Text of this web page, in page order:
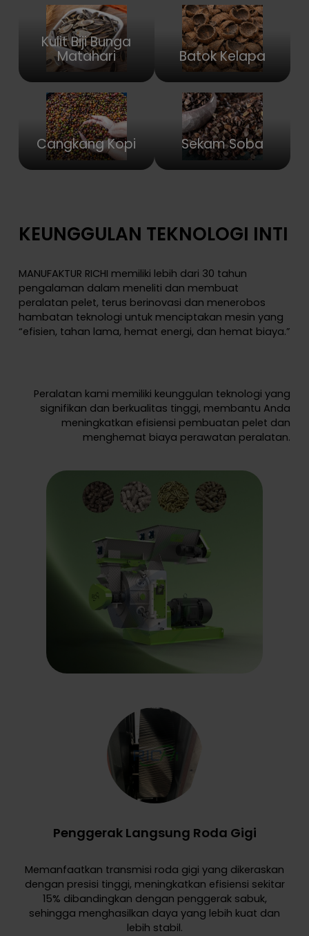
Kulit Biji Bunga
Matahari
Cangkang Kopi
Batok Kelapa
Sekam Soba
KEUNGGULAN TEKNOLOGI INTI
MANUFAKTUR RICHI memiliki lebih dari 30 tahun
pengalaman dalam meneliti dan membuat
peralatan pelet, terus berinovasi dan menerobos
hambatan teknologi untuk menciptakan mesin yang
“efisien, tahan lama, hemat energi, dan hemat biaya.”
Peralatan kami memiliki keunggulan teknologi yang
signifikan dan berkualitas tinggi, membantu Anda
meningkatkan efisiensi pembuatan pelet dan
menghemat biaya perawatan peralatan.
Penggerak Langsung Roda Gigi
Memanfaatkan transmisi roda gigi yang dikeraskan
dengan presisi tinggi, meningkatkan efisiensi sekitar
15% dibandingkan dengan penggerak sabuk,
sehingga menghasilkan daya yang lebih kuat dan
lebih stabil.